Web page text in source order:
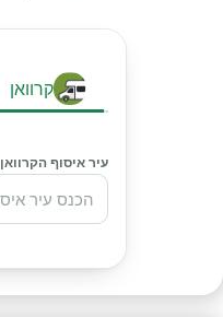
קרוואן
עיר איסוף הקרוואן